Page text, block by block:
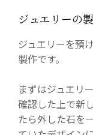
ジュエリーの
ジュエリーを預
製作です。
まずはジュエリ
確認した上で新
たら外した石を